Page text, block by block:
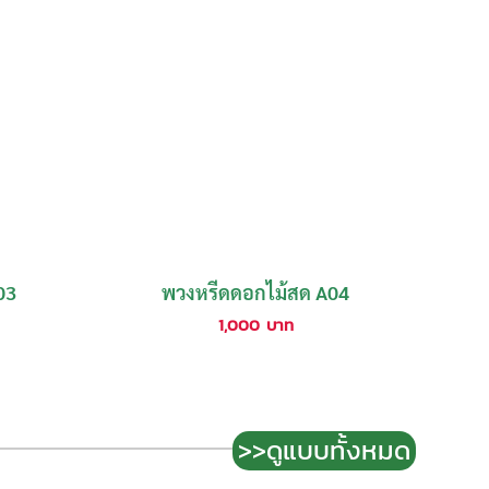
พวงหรีดดอกไม้สด A04
1,000 บาท
>>ดูแบบทั้งหมด